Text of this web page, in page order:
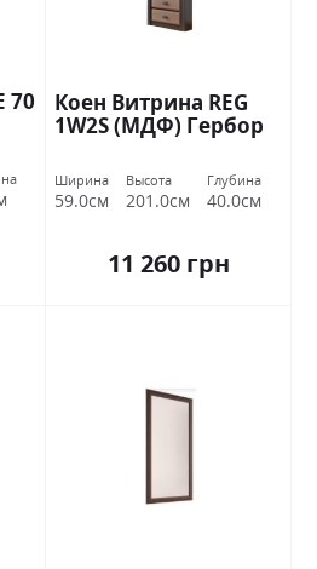
70
Коен Витрина REG
1W2S (МДФ) Гербор
Ширина
59.0см
Высота
201.0см
Глубина
40.0см
11 260 грн